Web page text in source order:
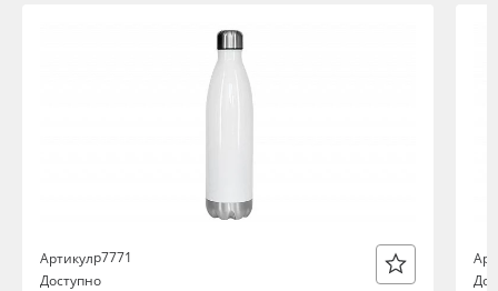
Артикулр7771
Доступно